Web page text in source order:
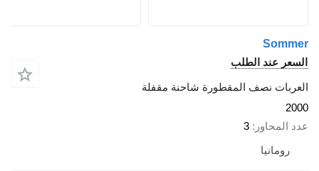
Sommer
السعر عند الطلب
العربات نصف المقطورة شاحنة مقفلة
2000
عدد المحاور
3
رومانيا